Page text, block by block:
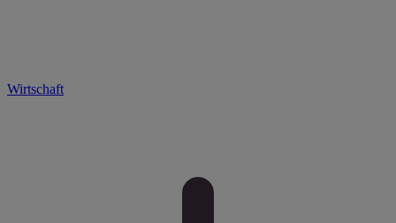
Wirtschaft